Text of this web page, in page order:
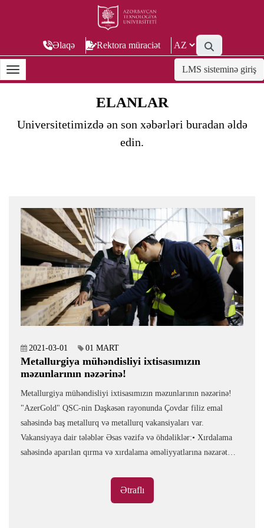
Əlaqə Rektora müraciət
LMS sisteminə giriş
ELANLAR
Universitetimizdə ən son xəbərləri buradan əldə
edin.
2021-03-01 01 MART
Metallurgiya mühəndisliyi ixtisasımızın
məzunlarının nəzərinə!
Metallurgiya mühəndisliyi ixtisasımızın məzunlarının nəzərinə!
"AzerGold" QSC-nin Daşkəsən rayonunda Çovdar filiz emal
sahəsində baş metallurq və metallurq vakansiyaları var.
Vakansiyaya dair tələblər Əsas vəzifə və öhdəliklər:• Xırdalama
sahəsində aparılan qırma və xırdalama əməliyyatlarına nəzarət
əlavəsinə nəzarət etmək;• Topa qələviləşdirmə sahəsində
Ətraflı